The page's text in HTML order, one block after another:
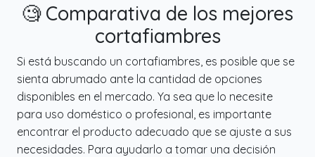
🧐 Comparativa de los mejores
cortafiambres
Si está buscando un cortafiambres, es posible que se
sienta abrumado ante la cantidad de opciones
disponibles en el mercado. Ya sea que lo necesite
para uso doméstico o profesional, es importante
encontrar el producto adecuado que se ajuste a sus
necesidades. Para ayudarlo a tomar una decisión